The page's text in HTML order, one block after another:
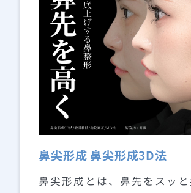
鼻尖形成 鼻尖形成3D法
鼻尖形成とは、鼻先をスッ